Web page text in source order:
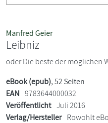
Manfred Geier
Leibniz
oder Die beste der möglichen
eBook (epub), 52 Seiten
EAN 9783644000032
Veröffentlicht Juli 2016
Verlag/Hersteller Rowohlt